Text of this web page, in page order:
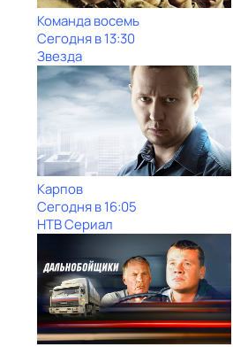
Команда восемь
Сегодня в 13:30
Звезда
Карпов
Сегодня в 16:05
НТВ Сериал